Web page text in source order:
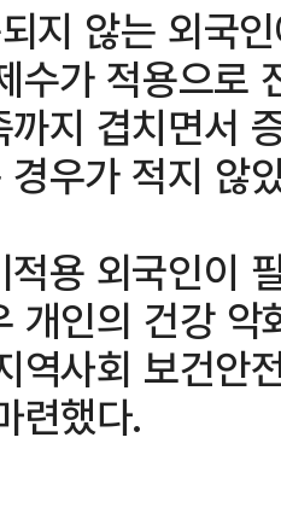
지 않는 외국
수가 적용으로
지 겹치면서
우가 적지 않
용 외국인이
개인의 건강
역사회 보건안
련했다.